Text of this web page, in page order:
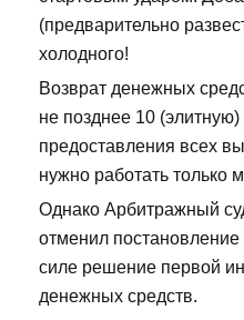
(предварительно
холодного!
Возврат денежных
не позднее 10
предоставления всех
нужно работать только
Однако Арбитражный
отменил
силе решение первой
денежных средств.